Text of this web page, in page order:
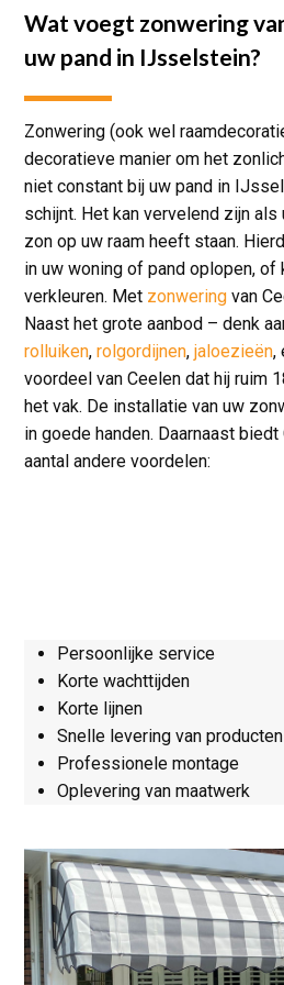
Wat voegt zonwering
uw pand in IJsselstein?
Zonwering (ook wel
decoratieve manier om het
niet constant bij uw pand in
schijnt. Het kan vervelend zijn
zon op uw raam heeft staan.
in uw woning of pand oplopen, of
verkleuren. Met zonwering van
Naast het grote aanbod – denk
rolluiken,rolgordijnen,jaloezieën,
voordeel van Ceelen dat hij ruim
het vak. De installatie van uw
in goede handen. Daarnaast
aantal andere voordelen:
Persoonlijke service
Korte wachttijden
Korte lijnen
Snelle levering van producten
Professionele montage
Oplevering van maatwerk